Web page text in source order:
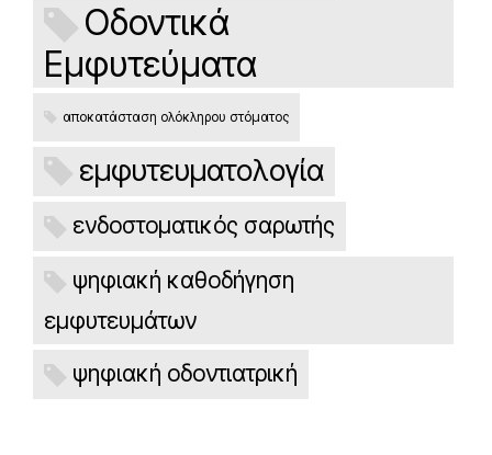
Οδοντικά
Εμφυτεύματα
αποκατάσταση ολόκληρου στόματος
εμφυτευματολογία
ενδοστοματικός σαρωτής
ψηφιακή καθοδήγηση
εμφυτευμάτων
ψηφιακή οδοντιατρική